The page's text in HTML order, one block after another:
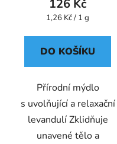
126 Kč
Měrná
1,26 Kč / 1 g
DO KOŠÍKU
Přírodní mýdlo
s uvolňující a relaxační
levandulí Zklidňuje
unavené tělo a